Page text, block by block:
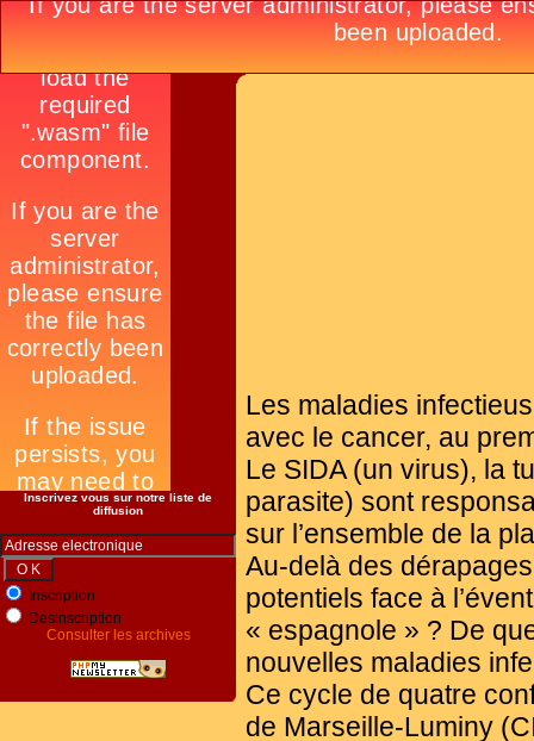
Inscrivez vous sur notre liste de
diffusion
Inscription
Desinscription
Consulter les archives
Les maladies
avec le cancer, au
Le SIDA (un virus), la
parasite) sont
sur l’ensemble de la
Au-delà des
potentiels face à
« espagnole » ? De
nouvelles maladies
Ce cycle de quatre
de Marseille-Luminy